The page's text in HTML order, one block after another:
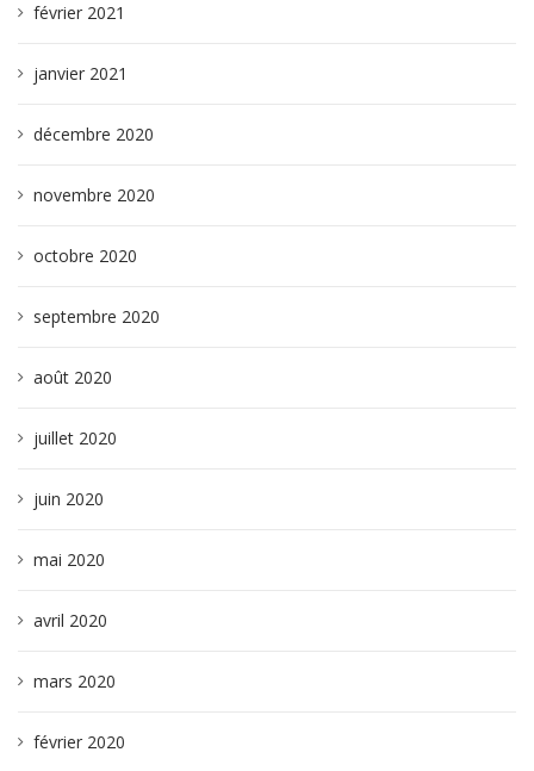
février 2021
janvier 2021
décembre 2020
novembre 2020
octobre 2020
septembre 2020
août 2020
juillet 2020
juin 2020
mai 2020
avril 2020
mars 2020
février 2020